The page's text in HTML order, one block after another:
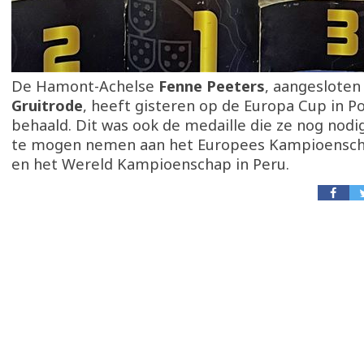
De Hamont-Achelse Fenne Peeters,
Gruitrode, heeft gisteren op de Europa Cup in
behaald. Dit was ook de medaille die ze nog
te mogen nemen aan het Europees
en het Wereld Kampioenschap in Peru.